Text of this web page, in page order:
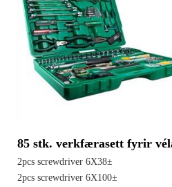
85 stk. verkfærasett fyrir
2pcs screwdriver 6X38±
2pcs screwdriver 6X100±